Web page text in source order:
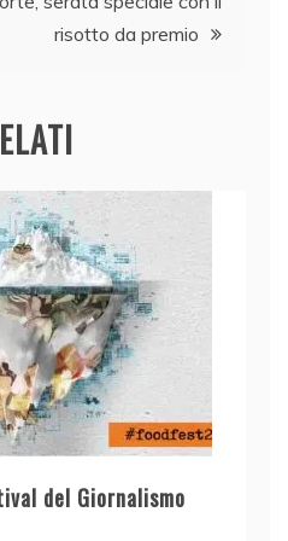
risotto da premio
del Giornalismo